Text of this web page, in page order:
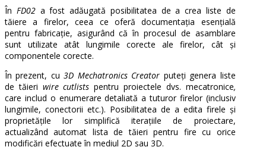
În FD02a fost adăugată posibilitatea de a crea liste de
tăiere a firelor, ceea ce oferă documentația esențială
pentru fabricație, asigurând că în procesul de asamblare
sunt utilizate atât lungimile corecte ale firelor, cât și
componentele corecte.
În prezent, cu3D Mechatronics Creator puteți genera liste
de tăieri wire cutlistspentru proiectele dvs. mecatronice,
care includ o enumerare detaliată a tuturor firelor (inclusiv
lungimile, conectorii etc.). Posibilitatea de a edita firele și
proprietățile lor simplifică iterațiile de proiectare,
actualizând automat lista de tăieri pentru fire cu orice
modificări efectuate în mediul 2D sau 3D.